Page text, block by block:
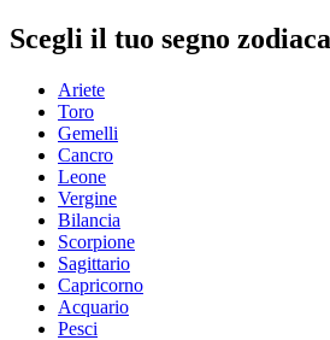
Scegli il tuo segno
Ariete
Toro
Gemelli
Cancro
Leone
Vergine
Bilancia
Scorpione
Sagittario
Capricorno
Acquario
Pesci